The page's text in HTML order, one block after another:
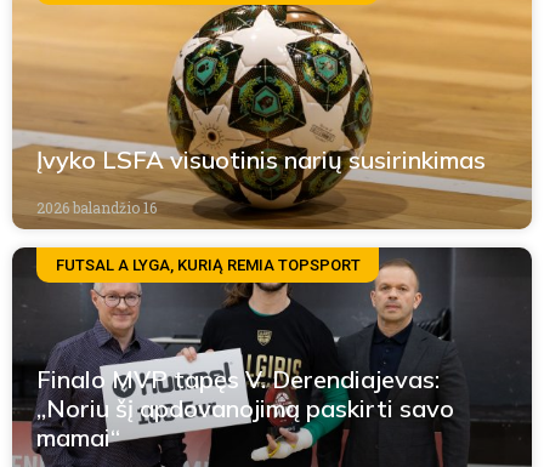
Įvyko LSFA visuotinis narių susirinkimas
2026 balandžio 16
FUTSAL A LYGA, KURIĄ REMIA TOPSPORT
Finalo MVP tapęs V. Derendiajevas:
„Noriu šį apdovanojimą paskirti savo
mamai“